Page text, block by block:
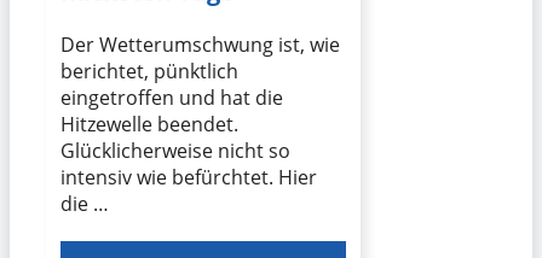
Der Wetterumschwung ist, wie
berichtet, pünktlich
eingetroffen und hat die
Hitzewelle beendet.
Glücklicherweise nicht so
intensiv wie befürchtet. Hier
die …